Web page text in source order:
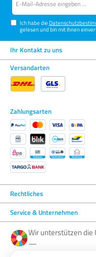
Ich habe die
gelesen und bin mit ihnen
Ihr Kontakt zu uns
Versandarten
Zahlungsarten
Rechtliches
Service & Unternehmen
Wir unterstützen
—